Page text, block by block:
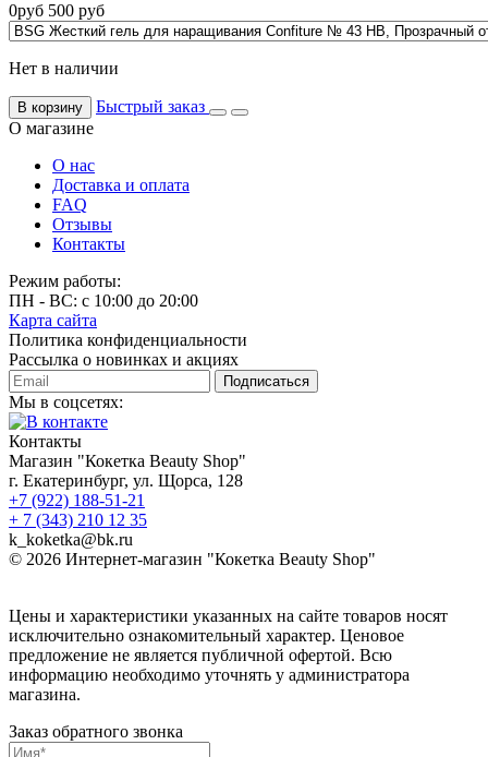
0руб 500 руб
Нет в наличии
В корзину
Быстрый заказ
О магазине
О нас
Доставка и оплата
FAQ
Отзывы
Контакты
Режим работы:
ПН - ВС: с 10:00 до 20:00
Карта сайта
Политика конфиденциальности
Рассылка о новинках и акциях
Подписаться
Мы в соцсетях:
Контакты
Магазин "Кокетка Beauty Shop"
г. Екатеринбург, ул. Щорса, 128
+7 (922) 188-51-21
+ 7 (343) 210 12 35
k_koketka@bk.ru
© 2026 Интернет-магазин "Кокетка Beauty Shop"
Цены и характеристики указанных на сайте товаров носят
исключительно ознакомительный характер. Ценовое
предложение не является публичной офертой. Всю
информацию необходимо уточнять у администратора
магазина.
Заказ обратного звонка